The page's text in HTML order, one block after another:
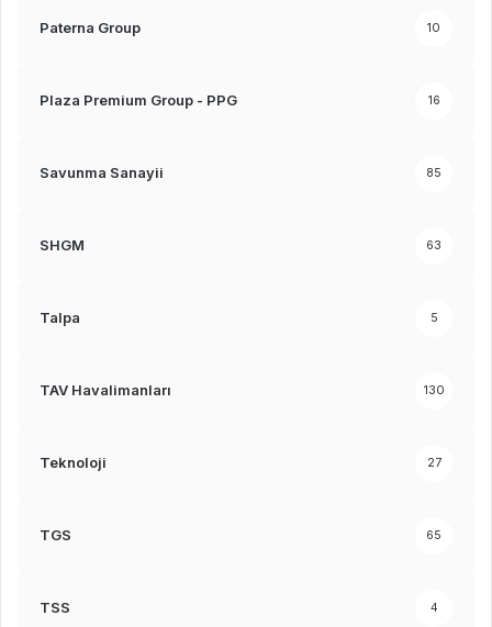
Paterna Group 10
Plaza Premium Group - PPG 16
Savunma Sanayii 85
SHGM 63
Talpa 5
TAV Havalimanları 130
Teknoloji 27
TGS 65
TSS 4